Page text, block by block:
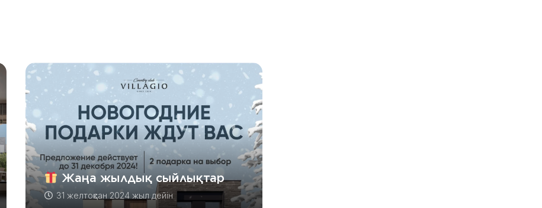
Жаңа жылдық сыйлықтар
31 желтоқсан 2024 жыл дейін